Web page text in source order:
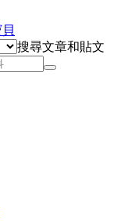
搜尋文章和貼文